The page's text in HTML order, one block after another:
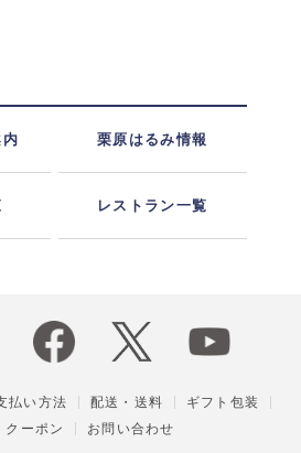
栗原はるみ情報
レストラン一覧
払い方法 配送・送料
ギフト包装
クーポン
お問い合わせ